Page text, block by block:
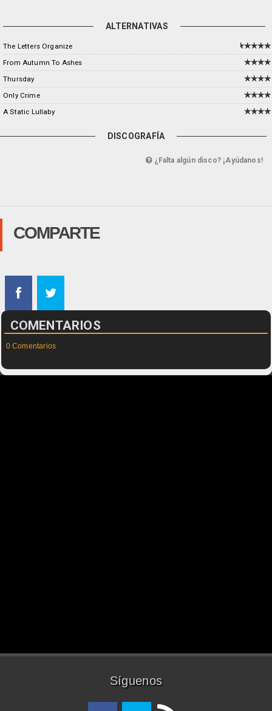
ALTERNATIVAS
The Letters Organize
From Autumn To Ashes
Thursday
Only Crime
A Static Lullaby
DISCOGRAFÍA
¿Falta algún disco? ¡Ayúdanos!
COMPARTE
COMENTARIOS
0 Comentarios
Síguenos